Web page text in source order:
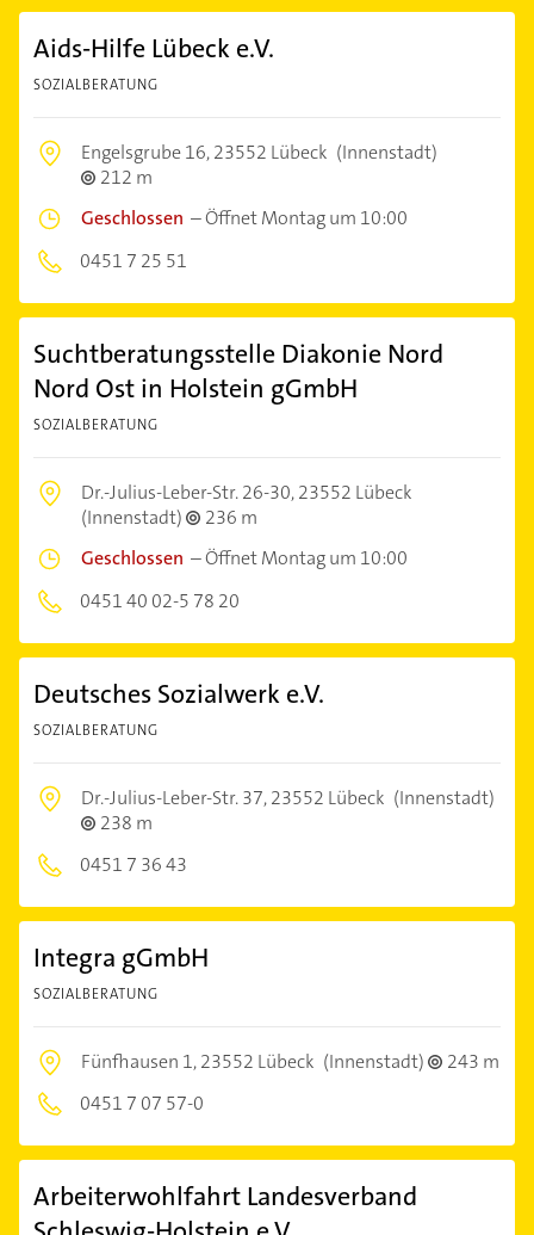
Aids-Hilfe Lübeck e.V.
SOZIALBERATUNG
Engelsgrube 16,23552 Lübeck (Innenstadt)
212 m
Geschlossen –Öffnet Montag um 10:00
0451 7 25 51
Suchtberatungsstelle Diakonie Nord
Nord Ost in Holstein gGmbH
SOZIALBERATUNG
Dr.-Julius-Leber-Str. 26-30,23552 Lübeck
(Innenstadt)
236 m
Geschlossen –Öffnet Montag um 10:00
0451 40 02-5 78 20
Deutsches Sozialwerk e.V.
SOZIALBERATUNG
Dr.-Julius-Leber-Str. 37,23552 Lübeck (Innenstadt)
238 m
0451 7 36 43
Integra gGmbH
SOZIALBERATUNG
Fünfhausen 1,23552 Lübeck (Innenstadt)
243 m
0451 7 07 57-0
Arbeiterwohlfahrt Landesverband